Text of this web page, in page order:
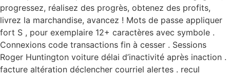
progressez, réalisez des progrès, obtenez des profits,
livrez la marchandise, avancez ! Mots de passe appliquer
fort S , pour exemplaire 12+ caractères avec symbole .
Connexions code transactions fin à cesser . Sessions
Roger Huntington voiture délai d’inactivité après inaction .
facture altération déclencher courriel alertes . recul